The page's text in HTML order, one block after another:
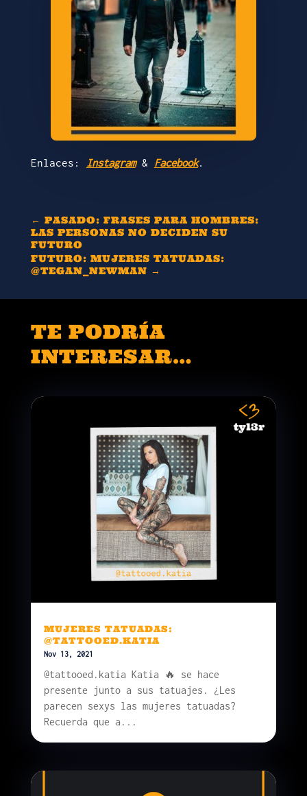
Enlaces: Instagram& Facebook.
← PASADO: FRASES PARA HOMBRES:
LAS PERSONAS NO DECIDEN SU
FUTURO
FUTURO: MUJERES TATUADAS:
@TEGAN_NEWMAN →
TE PODRÍA
INTERESAR…
MUJERES TATUADAS:
@TATTOOED.KATIA
Nov 13, 2021
@tattooed.katia Katia 🔥 se hace
presente junto a sus tatuajes. ¿Les
parecen sexys las mujeres tatuadas?
Recuerda que a...